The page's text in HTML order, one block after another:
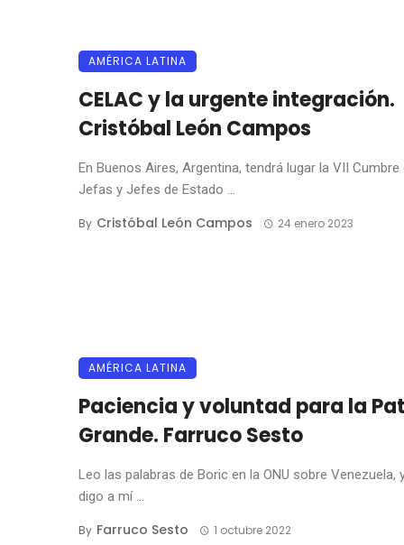
AMÉRICA LATINA
CELAC y la urgente integración.
Cristóbal León Campos
En Buenos Aires, Argentina, tendrá lugar la VII Cumbre
Jefas y Jefes de Estado ...
By Cristóbal León Campos 24 enero 2023
AMÉRICA LATINA
Paciencia y voluntad para la
Grande. Farruco Sesto
Leo las palabras de Boric en la ONU sobre Venezuela,
digo a mí ...
By Farruco Sesto 1 octubre 2022